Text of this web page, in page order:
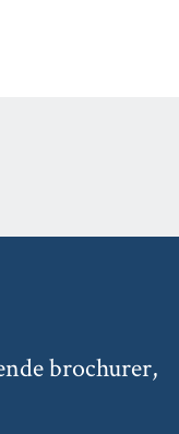
brochurer,